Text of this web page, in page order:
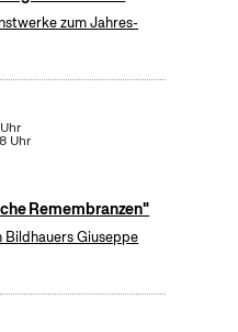
zum Jahres-
Uhr
Remembranzen"
Bildhauers Giuseppe